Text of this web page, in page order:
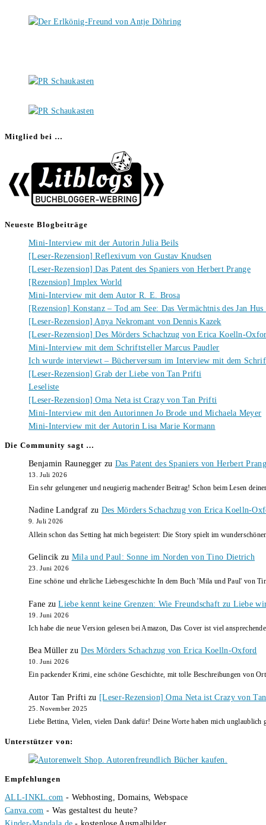
Mitglied bei …
Neueste Blogbeiträge
Mini-Interview mit der Autorin Julia Beils
[Leser-Rezension] Reflexivum von Gustav Knudsen
[Leser-Rezension] Das Patent des Spaniers von Herbert Prange
[Rezension] Implex World
Mini-Interview mit dem Autor R. E. Brosa
[Rezension] Konstanz – Tod am See: Das Vermächtnis des Jan
[Leser-Rezension] Anya Nekromant von Dennis Kazek
[Leser-Rezension] Des Mörders Schachzug von Erica Koelln-
Mini-Interview mit dem Schriftsteller Marcus Paudler
Ich wurde interviewt – Bücherversum im Interview mit dem
[Leser-Rezension] Grab der Liebe von Tan Prifti
Leseliste
[Leser-Rezension] Oma Neta ist Crazy von Tan Prifti
Mini-Interview mit den Autorinnen Jo Brode und Michaela Meyer
Mini-Interview mit der Autorin Lisa Marie Kormann
Die Community sagt …
Benjamin Raunegger zu Das Patent des Spaniers von Herbert
13. Juli 2026
Ein sehr gelungener und neugierig machender Beitrag! Schon beim Lesen
Nadine Landgraf zu Des Mörders Schachzug von Erica Koelln-
9. Juli 2026
Allein schon das Setting hat mich begeistert: Die Story spielt im
Gelincik zu Mila und Paul: Sonne im Norden von Tino Dietrich
23. Juni 2026
Eine schöne und ehrliche Liebesgeschichte In dem Buch 'Mila und Paul' von
Fane zuLiebe kennt keine Grenzen: Wie Freundschaft zu Liebe
19. Juni 2026
Ich habe die neue Version gelesen bei Amazon, Das Cover ist viel
Bea Müller zuDes Mörders Schachzug von Erica Koelln-Oxford
10. Juni 2026
Ein packender Krimi, eine schöne Geschichte, mit tolle Beschreibungen von
Autor Tan Prifti zu [Leser-Rezension] Oma Neta ist Crazy von
25. November 2025
Liebe Bettina, Vielen, vielen Dank dafür! Deine Worte haben mich unglaublich
Unterstützer von:
Empfehlungen
ALL-INKL.com - Webhosting, Domains, Webspace
Canva.com - Was gestaltest du heute?